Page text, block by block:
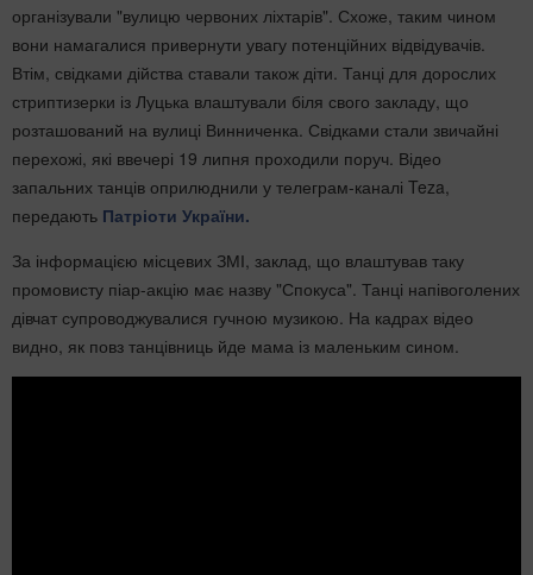
організували "вулицю червоних ліхтарів". Схоже, таким чином
вони намагалися привернути увагу потенційних відвідувачів.
Втім, свідками дійства ставали також діти. Танці для дорослих
стриптизерки із Луцька влаштували біля свого закладу, що
розташований на вулиці Винниченка. Свідками стали звичайні
перехожі, які ввечері 19 липня проходили поруч. Відео
запальних танців оприлюднили у телеграм-каналі Teza,
передають Патріоти України.
За інформацією місцевих ЗМІ, заклад, що влаштував таку
промовисту піар-акцію має назву "Спокуса". Танці напівоголених
дівчат супроводжувалися гучною музикою. На кадрах відео
видно, як повз танцівниць йде мама із маленьким сином.